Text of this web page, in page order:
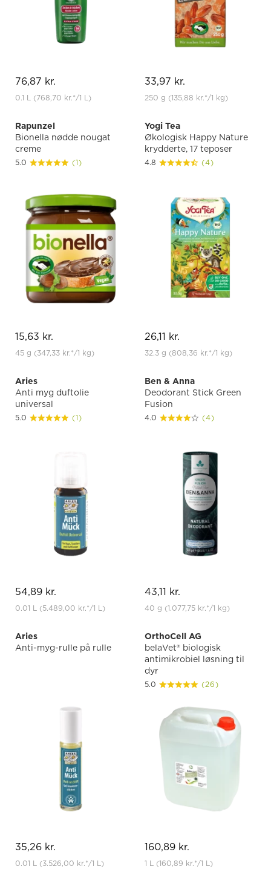
76,87 kr.
0.1 L (768,70 kr.*/1 L)
33,97 kr.
250 g (135,88 kr.*/1 kg)
Rapunzel
Bionella nødde nougat
creme
5.0 (1)
15,63 kr.
45 g (347,33 kr.*/1 kg)
Yogi Tea
Økologisk Happy Nature
krydderte, 17 teposer
4.8 (4)
26,11 kr.
32.3 g (808,36 kr.*/1 kg)
Aries
Anti myg duftolie
universal
5.0 (1)
54,89 kr.
0.01 L (5.489,00 kr.*/1 L)
Ben & Anna
Deodorant Stick Green
Fusion
4.0 (4)
43,11 kr.
40 g (1.077,75 kr.*/1 kg)
Aries
Anti-myg-rulle på rulle
35,26 kr.
0.01 L (3.526,00 kr.*/1 L)
OrthoCell AG
belaVet® biologisk
antimikrobiel løsning til
dyr
5.0 (26)
160,89 kr.
1 L (160,89 kr.*/1 L)